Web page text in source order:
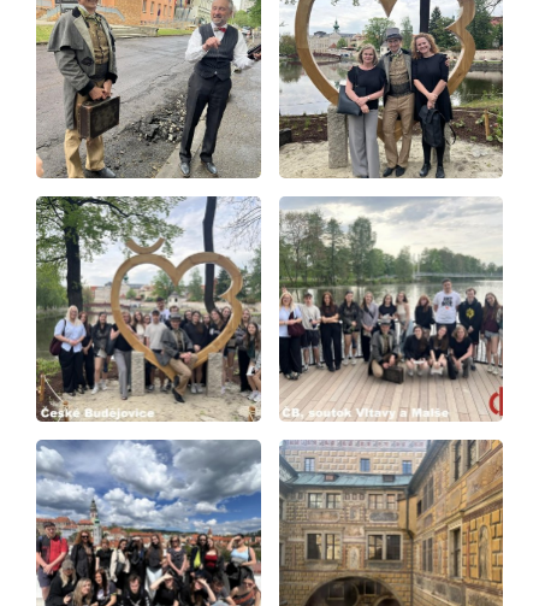
Studium
Projekty
Foto
Video a audio
Virtuální prohlídka
Kontakty